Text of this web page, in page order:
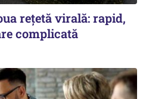
rețetă virală: rapid,
complicată